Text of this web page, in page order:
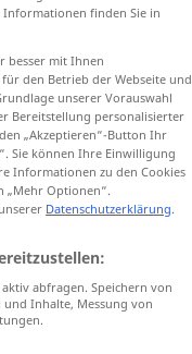
Informationen finden Sie in
besser mit Ihnen
den Betrieb der Webseite und
unserer Vorauswahl
Bereitstellung personalisierter
„Akzeptieren“-Button Ihr
Sie können Ihre Einwilligung
Informationen zu den Cookies
„Mehr Optionen“.
Datenschutzerklärung.
abfragen. Speichern von
Inhalte, Messung von